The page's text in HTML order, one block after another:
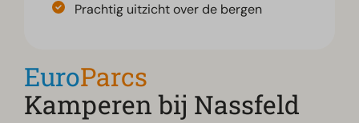
Prachtig uitzicht over de bergen
EuroParcs
Kamperen bij Nassfeld